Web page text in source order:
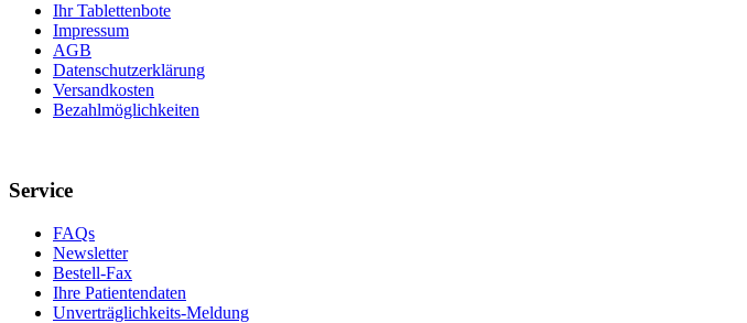
Ihr Tablettenbote
Impressum
AGB
Datenschutzerklärung
Versandkosten
Bezahlmöglichkeiten
Service
FAQs
Newsletter
Bestell-Fax
Ihre Patientendaten
Unverträglichkeits-Meldung